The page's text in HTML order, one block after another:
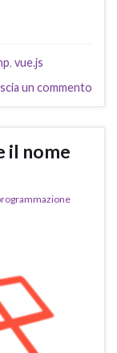
, vue.js
un commento
il nome